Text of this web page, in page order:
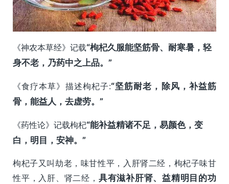
《神农本草经》记载“枸杞久服能坚筋骨、耐寒暑，轻
身不老，乃药中之上品。”
《食疗本草》描述枸杞子:“坚筋耐老，除风，补益筋
骨，能益人，去虚劳。”
《药性论》记载枸杞“能补益精诸不足，易颜色，变
白，明目，安神。”
枸杞子又叫劫老，味甘性平，入肝肾二经，枸杞子味甘
性平，入肝、肾二经， 具有滋补肝肾、益精明目的功